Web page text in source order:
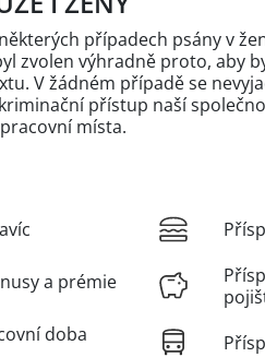
případech psány v
zvolen výhradně proto, aby
V žádném případě se
přístup naší
místa.
a prémie
doba